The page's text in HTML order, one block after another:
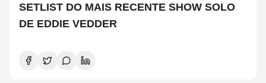
SETLIST DO MAIS RECENTE SHOW SOLO
DE EDDIE VEDDER